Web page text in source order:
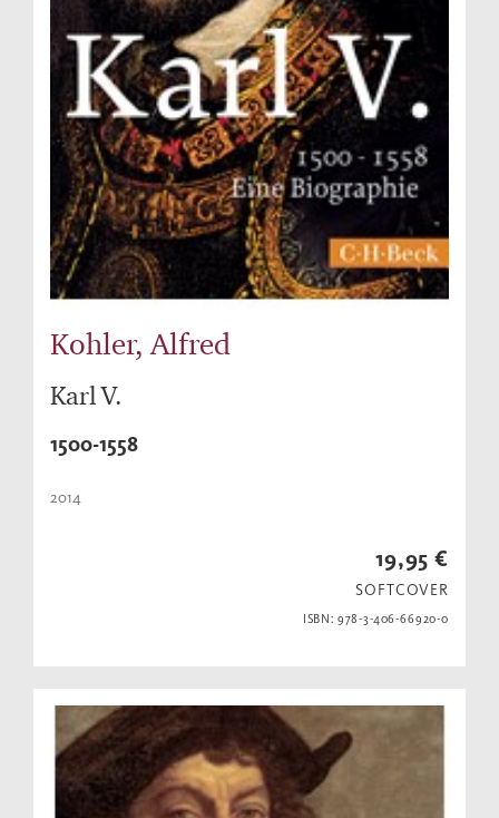
Kohler, Alfred
Karl V.
1500-1558
2014
19,95 €
SOFTCOVER
ISBN: 978-3-406-66920-0